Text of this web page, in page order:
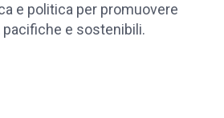
e politica per promuovere
e sostenibili.